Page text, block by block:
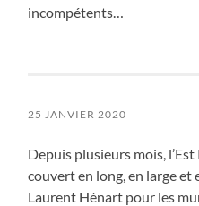
incompétents…
25 JANVIER 2020
Depuis plusieurs mois,
couvert en long, en large et
Laurent Hénart pour les